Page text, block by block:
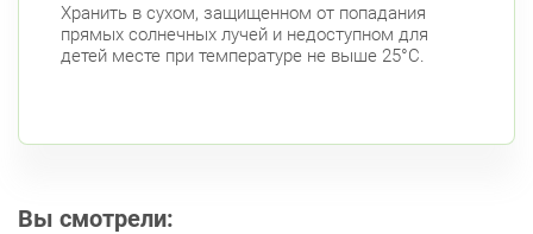
Хранить в сухом, защищенном от попадания
прямых солнечных лучей и недоступном для
детей месте при температуре не выше 25°С.
Вы смотрели: